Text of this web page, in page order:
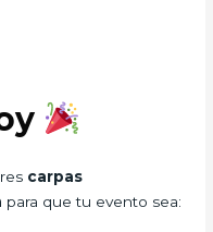
carpas
para que tu evento sea: